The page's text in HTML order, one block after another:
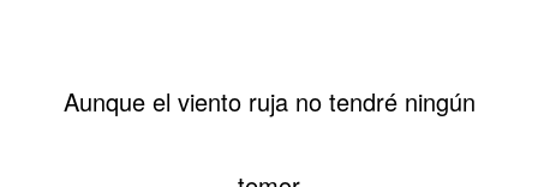
Aunque el viento ruja no tendré ningún